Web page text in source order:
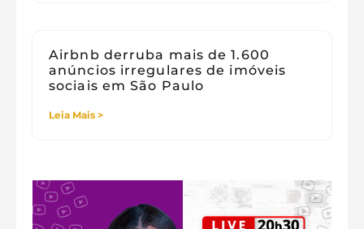
Airbnb derruba mais de 1.600
anúncios irregulares de imóveis
sociais em São Paulo
Leia Mais >